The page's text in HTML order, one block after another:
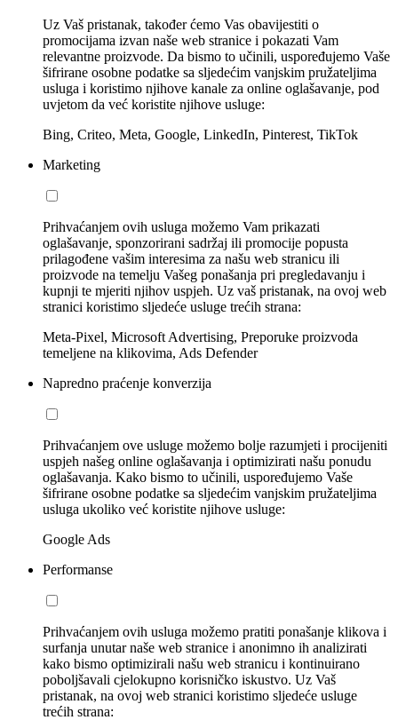
Uz Vaš pristanak, također ćemo Vas obavijestiti o
promocijama izvan naše web stranice i pokazati Vam
relevantne proizvode. Da bismo to učinili, uspoređujemo Vaše
šifrirane osobne podatke sa sljedećim vanjskim pružateljima
usluga i koristimo njihove kanale za online oglašavanje, pod
uvjetom da već koristite njihove usluge:
Bing, Criteo, Meta, Google, LinkedIn, Pinterest, TikTok
Marketing
Prihvaćanjem ovih usluga možemo Vam prikazati
oglašavanje, sponzorirani sadržaj ili promocije popusta
prilagođene vašim interesima za našu web stranicu ili
proizvode na temelju Vašeg ponašanja pri pregledavanju i
kupnji te mjeriti njihov uspjeh. Uz vaš pristanak, na ovoj web
stranici koristimo sljedeće usluge trećih strana:
Meta-Pixel, Microsoft Advertising, Preporuke proizvoda
temeljene na klikovima, Ads Defender
Napredno praćenje konverzija
Prihvaćanjem ove usluge možemo bolje razumjeti i procijeniti
uspjeh našeg online oglašavanja i optimizirati našu ponudu
oglašavanja. Kako bismo to učinili, uspoređujemo Vaše
šifrirane osobne podatke sa sljedećim vanjskim pružateljima
usluga ukoliko već koristite njihove usluge:
Google Ads
Performanse
Prihvaćanjem ovih usluga možemo pratiti ponašanje klikova i
surfanja unutar naše web stranice i anonimno ih analizirati
kako bismo optimizirali našu web stranicu i kontinuirano
poboljšavali cjelokupno korisničko iskustvo. Uz Vaš
pristanak, na ovoj web stranici koristimo sljedeće usluge
trećih strana: